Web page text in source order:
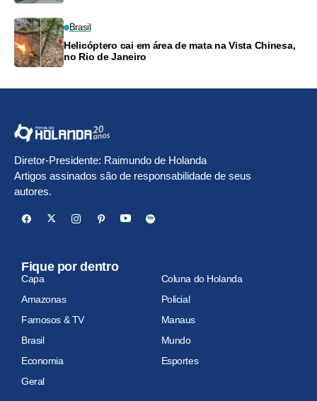
Brasil
Helicóptero cai em área de mata na Vista Chinesa,
no Rio de Janeiro
Diretor-Presidente: Raimundo de Holanda
Artigos assinados são de responsabilidade de seus
autores.
Fique por dentro
Capa
Coluna do Holanda
Amazonas
Policial
Famosos & TV
Manaus
Brasil
Mundo
Economia
Esportes
Geral